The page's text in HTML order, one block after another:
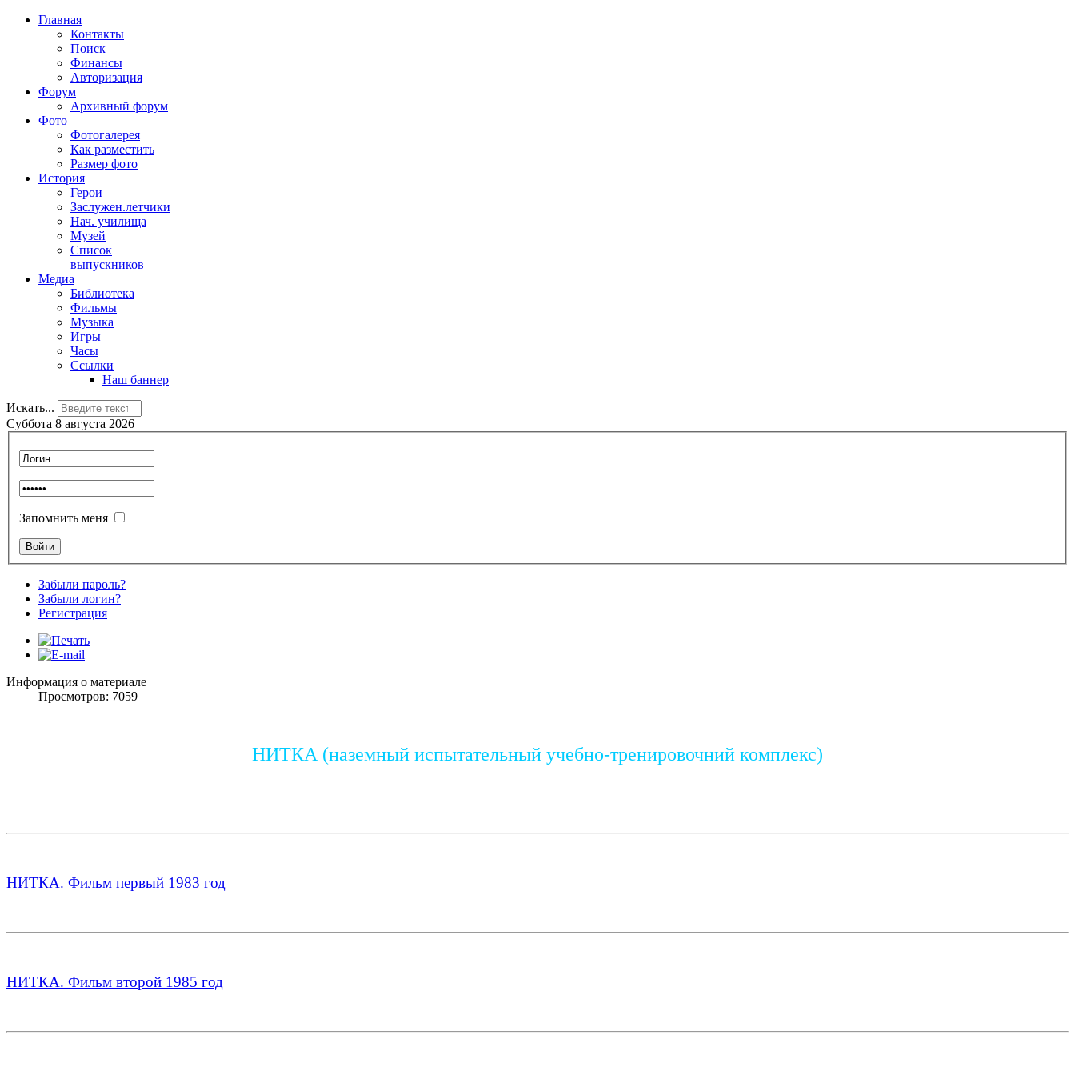
Главная
Контакты
Поиск
Финансы
Авторизация
Форум
Архивный форум
Фото
Фотогалерея
Как разместить
Размер фото
История
Герои
Заслужен.летчики
Нач. училища
Музей
Список
выпускников
Медиа
Библиотека
Фильмы
Музыка
Игры
Часы
Ссылки
Наш баннер
Искать...
Суббота 8 августа 2026
Запомнить меня
Забыли пароль?
Забыли логин?
Регистрация
Информация о материале
Просмотров: 7059
НИТКА (наземный испытательный учебно-тренировочний комплекс)
НИТКА. Фильм первый 1983 год
НИТКА. Фильм второй 1985 год